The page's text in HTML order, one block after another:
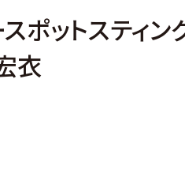
ポットスティン
衣